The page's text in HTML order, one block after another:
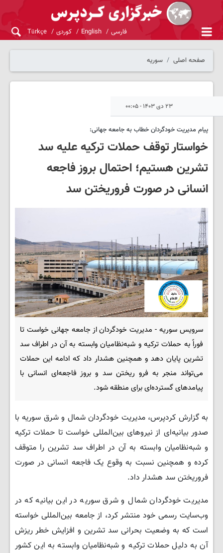
فارسی English کوردی Türkçe
صفحه اصلی سوریه
۲۳ دی ۱۴۰۳ - ۰۰:۰۵
پیام مدیریت خودگردان خطاب به جامعه جهانی:
خواستار توقف حملات ترکیه علیه سد
تشرین هستیم؛ احتمال بروز فاجعه
انسانی در صورت فروریختن سد
سرویس سوریه - مدیریت خودگردان از جامعه جهانی خواست تا
فوراً به حملات ترکیه و شبه‌نظامیان وابسته به آن در اطراف سد
تشرین پایان دهد و همچنین هشدار داد که ادامه این حملات
می‌تواند منجر به فرو ریختن سد و بروز فاجعه‌ای انسانی با
پیامدهای گسترده‌ای برای منطقه شود.
به گزارش کردپرس، مدیریت خودگردان شمال و شرق سوریه با
صدور بیانیه‌ای از نیروهای بین‌المللی خواست تا حملات ترکیه
و شبه‌نظامیان وابسته به آن در اطراف سد تشرین را متوقف
کرده و همچنین نسبت به وقوع یک فاجعه انسانی در صورت
فروریختن سد هشدار داد.
مدیریت خودگردان شمال و شرق سوریه در این بیانیه که در
وب‌سایت رسمی خود منتشر کرد، از جامعه بین‌المللی خواسته
است که به وضعیت بحرانی سد تشرین و افزایش خطر ریزش
آن به دلیل حملات ترکیه و شبه‌نظامیان وابسته به این کشور